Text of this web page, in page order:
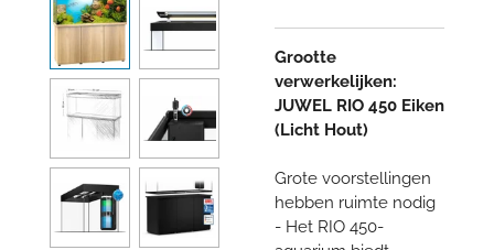
Grootte
verwerkelijken:
JUWEL RIO 450 Eiken
(Licht Hout)
Grote voorstellingen
hebben ruimte nodig
- Het RIO 450-